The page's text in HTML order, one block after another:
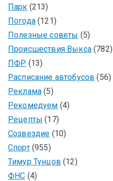
Парк (213)
Погода(121)
Полезные советы (5)
Происшествия Выкса(782)
ПФР (13)
Расписание автобусов (56)
Реклама (5)
Рекомедуем (4)
Рецепты (17)
Созвездие (10)
Спорт(955)
Тимур Тунцов (12)
ФНС (4)